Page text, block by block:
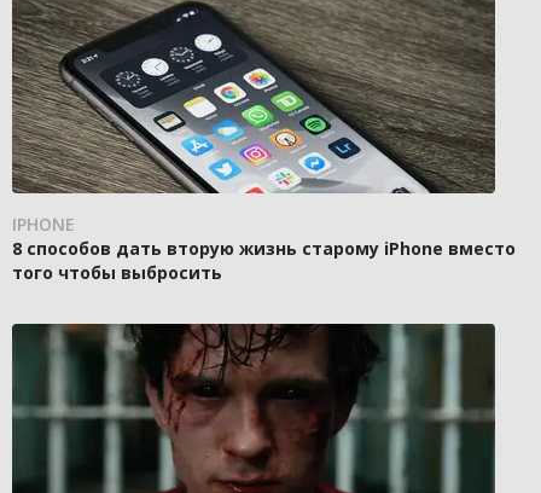
IPHONE
8 способов дать вторую жизнь старому iPhone вместо
того чтобы выбросить